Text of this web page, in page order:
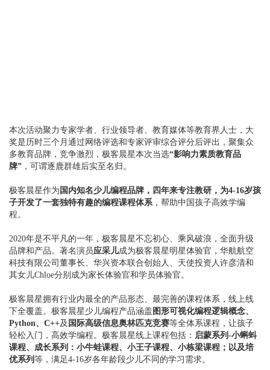
本次活动聚力专家学者、行业领导者、教育媒体等教育界人士，大
奖是历时三个月通过网络评选和专家评审综合评分后评出，聚集众
多教育品牌，竞争激烈，极客晨星本次当选“影响力素质教育品
牌” ，可谓逐鹿群雄后实至名归。
极客晨星作为 国内知名少儿编程品牌，四年来专注教研，为4-16岁孩
子开发了一套独特有趣的编程课程体系，帮助中国孩子高效学编
程。
2020年是不平凡的一年，极客晨星不忘初心、乘风破浪，全面升级
品牌和产品。著名演员应采儿成为极客晨星明星体验官，华航航空
科技有限公司董事长、华兴资本联合创始人、天使投资人许彦清和
其女儿Chloe分别成为家长体验官和学员体验官。
极客晨星拥有行业内最全的产品形态、最完善的课程体系，线上线
下全覆盖。极客晨星少儿编程产品涵盖 图形可视化编程逻辑概念、
Python、C++及 国际高级信息奥林匹克竞赛等全体系课程，让孩子
轻松入门，高效学编程。极客晨星线上课程包括： 启蒙系列-小蝌蚪
课程、成长系列：小牛蛙课程、小王子课程、小栋梁课程；以及培
优系列 等，满足4-16岁各年龄段少儿不同的学习需求。